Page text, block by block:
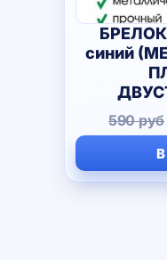
синий
590руб